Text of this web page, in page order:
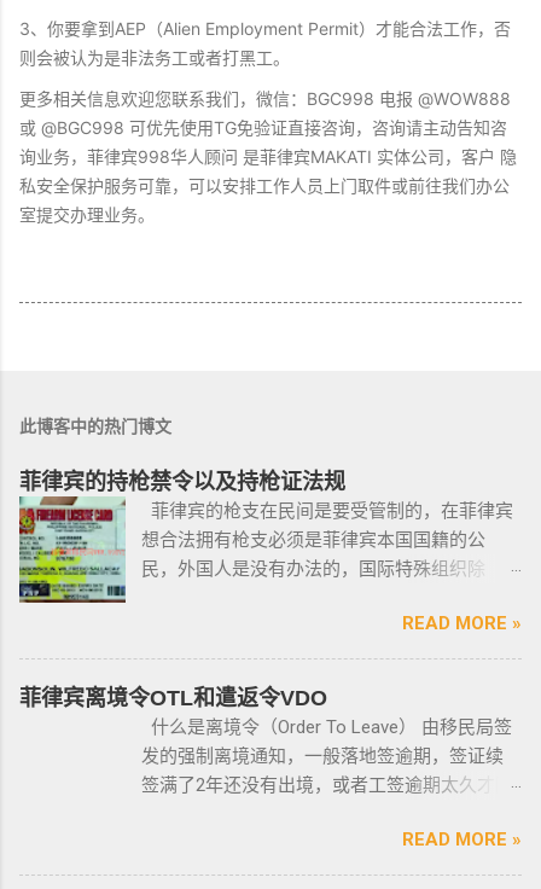
3、你要拿到AEP（Alien Employment Permit）才能合法工作，否
则会被认为是非法务工或者打黑工。
更多相关信息欢迎您联系我们，微信：BGC998 电​报 @WOW888
或 @BGC998 可优先使用TG免验证直接咨询，咨询请主动​告知咨
询业务，菲律宾998华人顾问 是菲律宾MAKATI 实体公司，客户 隐
私安全保护服务可靠，可以安排工作人员上门取件或前往我们办公
室提交办理业务。
此博客中的热门博文
菲律宾的持枪禁令以及持枪证法规
菲律宾的枪支在民间是要受管制的，在菲律宾
想合法拥有枪支必须是菲律宾本国国籍的公
民，外国人是没有办法的，国际特殊组织除
格，例如，枪支的所有权，由菲律宾国家警察
局的枪支和爆炸物部门监管，该部门先进行背
景调查，再向申请人发放枪支许可证，如果想
获得枪支，这个审核的过程是必不可少的。 在
菲律宾申请合法持有枪支，申请人必须年满21
岁，并且通过背景调查，才能获得持有执照。
丶精神病学检查丶国家警察许可丶参加菲律宾
READ MORE »
菲律宾离境令OTL和遣返令VDO
什么是离境令（Order To Leave） 由移民局签
发的强制离境通知，一般落地签逾期，签证续
签满了2年还没有出境，或者工签逾期太久才降
工签，47a(2)签证，降签之后，也是带离境令
的，移民局要求必须离境。 多数情况下，被发
READ MORE »